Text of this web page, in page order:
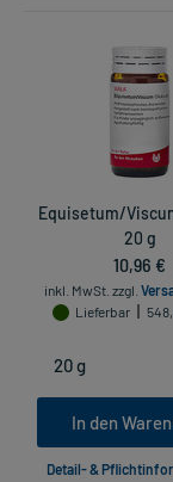
Equisetum/
20 g
10,96 €
inkl. MwSt. zzgl.
Lieferbar
In den
Detail- &